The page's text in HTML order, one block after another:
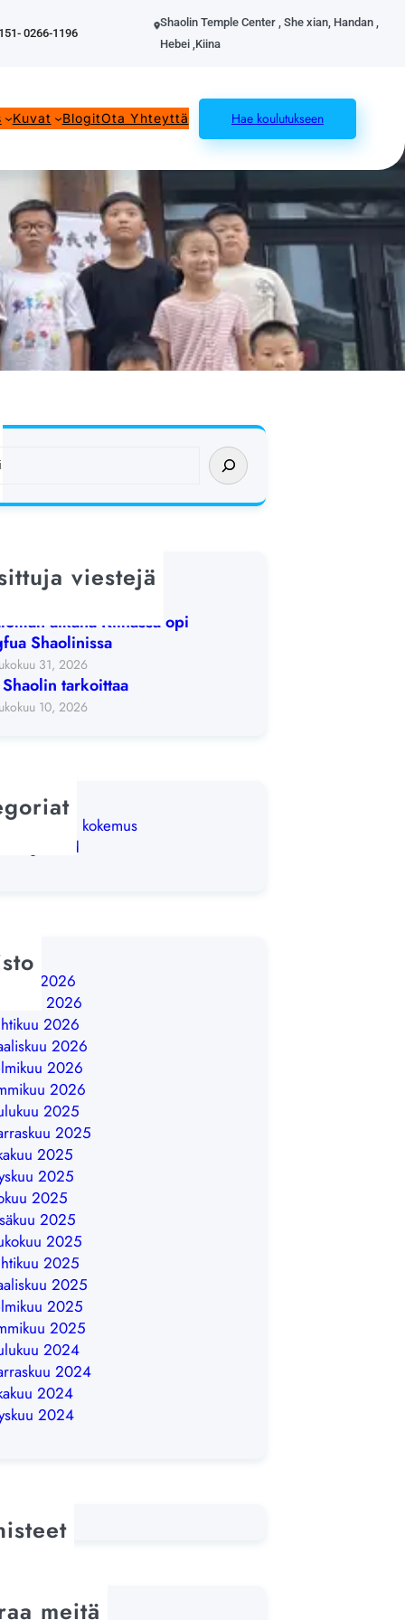
0266-1196
Shaolin Temple Center , She xian, Handan ,
Hebei ,Kiina
Kuvat BlogitOta Yhteyttä Hae koulutukseen
viestejä
elämysviikko
aikana Kiinassa opi
Shaolinissa
31, 2026
tarkoittaa
10, 2026
kokemus
2026
2026
2026
2026
2026
2026
2025
2025
2025
2025
2025
2025
2025
2025
2025
2025
2025
2024
2024
2024
2024
meitä